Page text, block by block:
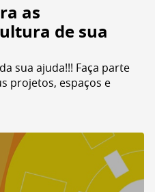
as
de sua
sua ajuda!!! Faça parte
projetos, espaços e